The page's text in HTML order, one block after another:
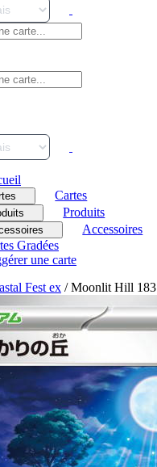
Cartes
Produits
Accessoires
Gradées
une carte
Fest ex / Moonlit Hill 183